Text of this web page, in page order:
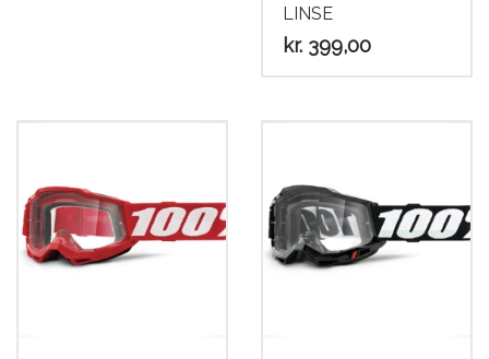
LINSE
kr. 399,00